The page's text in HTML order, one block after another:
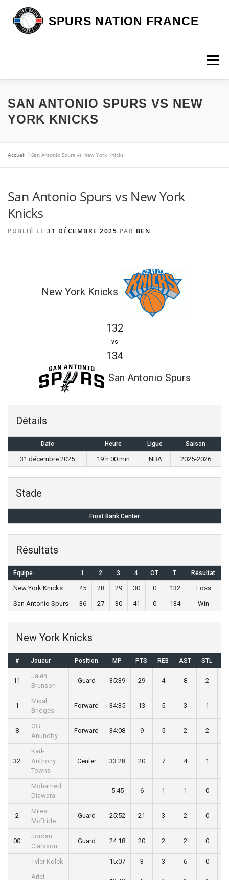
contenu
SPURS NATION FRANCE
Menu
DEVENIR MEMBRE LA BOUTIQUE SNF
SAN ANTONIO SPURS VS NEW
YORK KNICKS
Accueil »San Antonio Spurs vs New York Knicks
San Antonio Spurs vs New York
Knicks
PUBLIÉ LE 31 DÉCEMBRE 2025 PAR BEN
New York Knicks
132
vs
134
San Antonio Spurs
Détails
Date Heure Ligue Saison
31 décembre 2025 19 h 00 min NBA 2025-2026
Stade
Frost Bank Center
Résultats
Équipe 1 2 3 4 OT T Résultat
New York Knicks 45 28 29 30 0 132
Loss
San Antonio Spurs
36 27 30 41 0 134 Win
New York Knicks
# Joueur Position MP PTS REB AST STL
11
Jalen
Brunson
Guard 35:39 29 4 8 2
1
Mikal
Bridges
Forward 34:35 13 5 3 1
8
OG
Anunoby
Forward 34:08 9 5 2 2
32
Karl-
Anthony
Towns
Center 33:28 20 7 4 1
Mohamed
Diawara
- 5:45 6 1 1 0
2
Miles
McBride
Guard 25:52 21 3 2 0
00
Jordan
Clarkson
Guard 24:18 20 2 2 0
Tyler Kolek - 15:07 3 3 6 0
Ariel